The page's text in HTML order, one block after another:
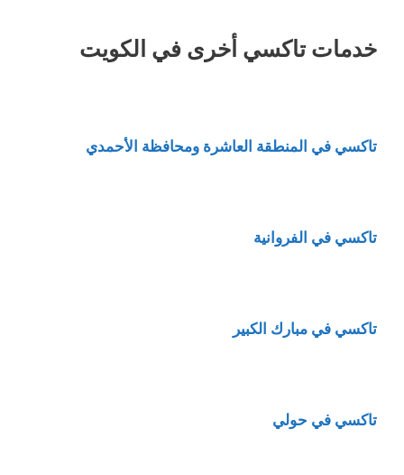
خدمات تاكسي أخرى في الكويت
تاكسي في المنطقة العاشرة ومحافظة الأحمدي
تاكسي في الفروانية
تاكسي في مبارك الكبير
تاكسي في حولي